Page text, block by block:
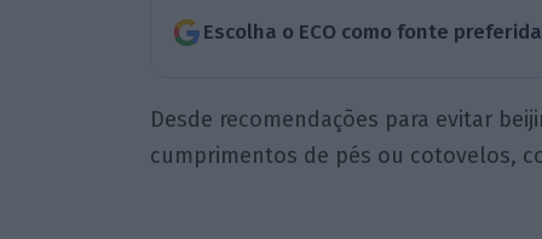
Escolha o ECO como fonte
Desde recomendações para evitar
cumprimentos de pés ou cotovelos,